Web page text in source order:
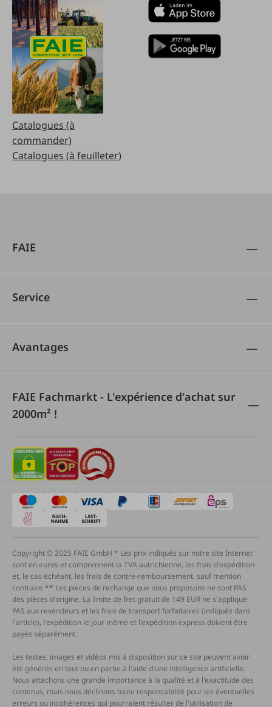
Catalogues (à
commander)
Catalogues (à feuilleter)
FAIE
Service
Avantages
FAIE Fachmarkt - L'expérience d'achat sur
2000m² !
Copyright © 2025 FAIE GmbH * Les prix indiqués sur notre site Internet
sont en euros et comprennent la TVA autrichienne, les frais d'expédition
et, le cas échéant, les frais de contre-remboursement, sauf mention
contraire ** Les pièces de rechange que nous proposons ne sont PAS
des pièces d'origine. La limite de fret gratuit de 149 EUR ne s'applique
PAS aux revendeurs et les frais de transport forfaitaires (indiqués dans
l'article), l'expédition le jour même et l'expédition express doivent être
payés séparément.
Les textes, images et vidéos mis à disposition sur ce site peuvent avoir
été générés en tout ou en partie à l'aide d'une intelligence artificielle.
Nous attachons une grande importance à la qualité et à l'exactitude des
contenus, mais nous déclinons toute responsabilité pour les éventuelles
erreurs ou incohérences qui pourraient résulter de l'utilisation de